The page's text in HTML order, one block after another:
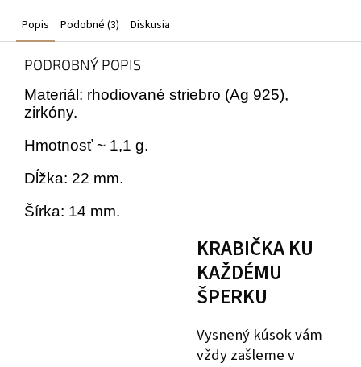
Popis Podobné (3) Diskusia
PODROBNÝ POPIS
Materiál: rhodiované striebro (Ag 925),
zirkóny.
Hmotnosť ~ 1,1 g.
Dĺžka: 22 mm.
Šírka: 14 mm.
KRABIČKA KU
KAŽDÉMU
ŠPERKU
Vysnený kúsok vám
vždy zašleme v